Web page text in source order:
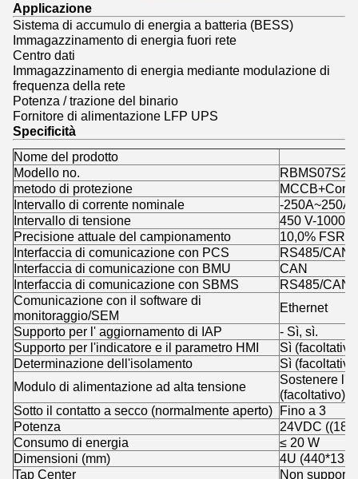
Applicazione
Sistema di accumulo di energia a batteria (BESS)
Immagazzinamento di energia fuori rete
Centro dati
Immagazzinamento di energia mediante modulazione di
frequenza della rete
Potenza / trazione del binario
Fornitore di alimentazione LFP UPS
Specificità
Nome del prodotto
Modello no.
RBMS07S2-
metodo di protezione
Intervallo di corrente nominale
-250A~250A
Intervallo di tensione
450 V-1000 V
Precisione attuale del campionamento
10,0% FSR
Interfaccia di comunicazione con PCS
RS485/CAN
Interfaccia di comunicazione con BMU
CAN
Interfaccia di comunicazione con SBMS
RS485/CAN
Comunicazione con il software di
monitoraggio/SEM
Ethernet
Supporto per l' aggiornamento di IAP
- Sì, sì.
Supporto per l'indicatore e il parametro HMI
Sì
Determinazione dell'isolamento
Sì
Modulo di alimentazione ad alta tensione
Sostenere
(facoltativo)
Sotto il contatto a secco (normalmente aperto)
Fino a 3
Potenza
24VDC
Consumo di energia
≤ 20 W
Dimensioni (mm)
4U
Tap Center
Non supporto